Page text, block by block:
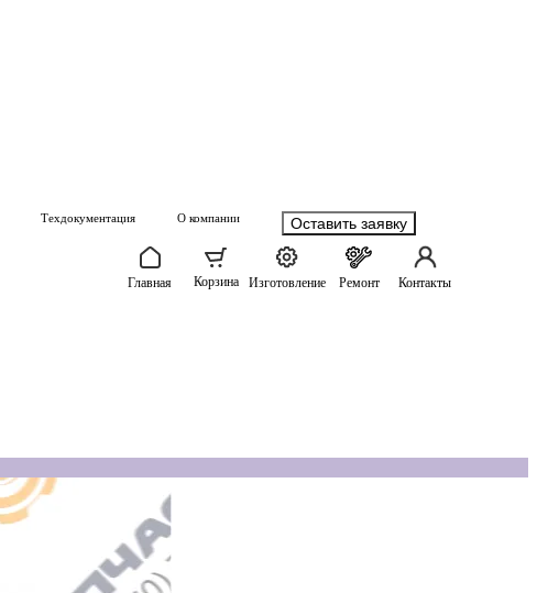
Техдокументация О компании Оставить заявку
Главная Корзина Изготовление Ремонт Контакты